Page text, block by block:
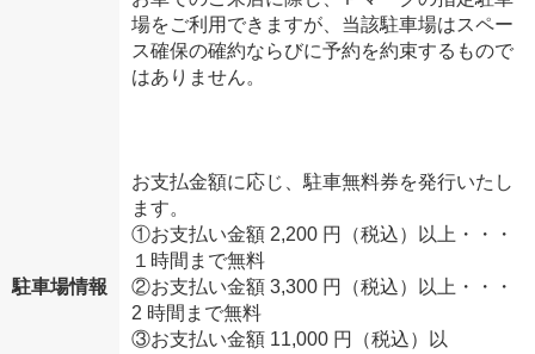
駐車場情報
場をご利用できますが、当該駐車場はスペー
ス確保の確約ならびに予約を約束するもので
はありません。
お支払金額に応じ、駐車無料券を発行いたし
ます。
①お支払い金額 2,200 円（税込）以上・・・
１時間まで無料
②お支払い金額 3,300 円（税込）以上・・・
2 時間まで無料
③お支払い金額 11,000 円（税込）以